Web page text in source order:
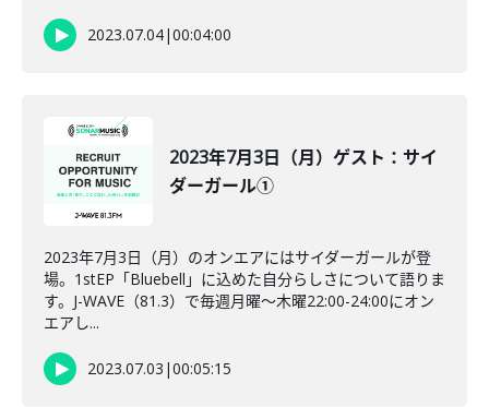
2023.07.04|00:04:00
2023年7月3日（月）ゲスト：サイ
ダーガール①
2023年7月3日（月）のオンエアにはサイダーガールが登
場。1stEP「Bluebell」に込めた自分らしさについて語りま
す。J-WAVE（81.3）で毎週月曜～木曜22:00-24:00にオン
エアし...
2023.07.03 |00:05:15